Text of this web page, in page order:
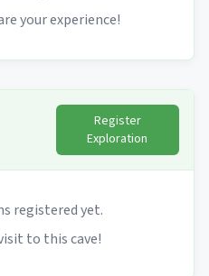
your experience!
Register
Exploration
registered yet.
to this cave!